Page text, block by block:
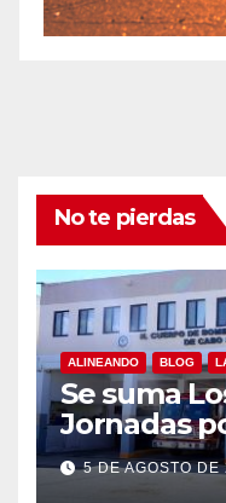
No te pierdas
ALINEANDO BLOG
Se suma
Jornadas
auxilios
5 DE AGOSTO